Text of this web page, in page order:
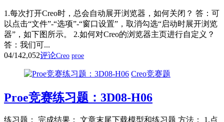
1.每次打开Creo时，总会自动展开浏览器，如何关闭？ 答：可
以点击“文件”-“选项”-“窗口设置”，取消勾选“启动时展开浏览
器”，如下图所示。 2.如何对Creo的浏览器主页进行自定义？
答：我们可...
04/142,052评论Creo proe
Creo竞赛题
Proe竞赛练习题：3D08-H06
练习题： 完成结果： 文章末尾下载模型和练习题 方法： 1.点